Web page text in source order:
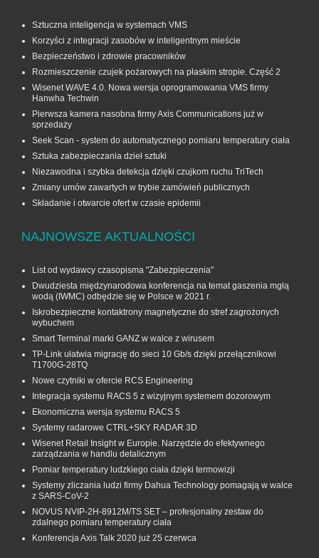
Sztuczna inteligencja w systemach VMS
Korzyści z integracji zasobów w inteligentnym mieście
Bezpieczeństwo i zdrowie pracowników
Rozmieszczenie czujek pożarowych na płaskim stropie. Część 2
Wisenet WAVE 4.0. Nowa wersja oprogramowania VMS firmy
Hanwha Techwin
Pierwsza kamera nasobna firmy Axis Communications już w
sprzedaży
Seek Scan - system do automatycznego pomiaru temperatury ciała
Sztuka zabezpieczania dzieł sztuki
Niezawodna i szybka detekcja dzięki czujkom ruchu TriTech
Zmiany umów zawartych w trybie zamówień publicznych
Składanie i otwarcie ofert w czasie epidemii
NAJNOWSZE AKTUALNOŚCI
List od wydawcy czasopisma "Zabezpieczenia"
Dwudziesta międzynarodowa konferencja na temat gaszenia mgłą
wodą (IWMC) odbędzie się w Polsce w 2021 r.
Iskrobezpieczne kontaktrony magnetyczne do stref zagrożonych
wybuchem
Smart Terminal marki GANZ w walce z wirusem
TP-Link ułatwia migrację do sieci 10 Gb/s dzięki przełącznikowi
T1700G‑28TQ
Nowe czytniki w ofercie RCS Engineering
Integracja systemu RACS 5 z wizyjnym systemem dozorowym
Ekonomiczna wersja systemu RACS 5
Systemy radarowe CTRL+SKY RADAR 3D
Wisenet Retail Insight w Europie. Narzędzie do efektywnego
zarządzania w handlu detalicznym
Pomiar temperatury ludzkiego ciała dzięki termowizji
Systemy zliczania ludzi firmy Dahua Technology pomagają w walce
z SARS-CoV-2
NOVUS NVIP-2H-8912M/TS SET – profesjonalny zestaw do
zdalnego pomiaru temperatury ciała
Konferencja Axis Talk 2020 już 25 czerwca